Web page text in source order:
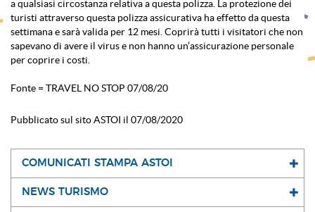
a qualsiasi circostanza relativa a questa polizza. La protezione dei
turisti attraverso questa polizza assicurativa ha effetto da questa
settimana e sarà valida per 12 mesi. Coprirà tutti i visitatori che non
sapevano di avere il virus e non hanno un’assicurazione personale
per coprire i costi.
Fonte = TRAVEL NO STOP 07/08/20
Pubblicato sul sito ASTOI il 07/08/2020
COMUNICATI STAMPA ASTOI
NEWS TURISMO